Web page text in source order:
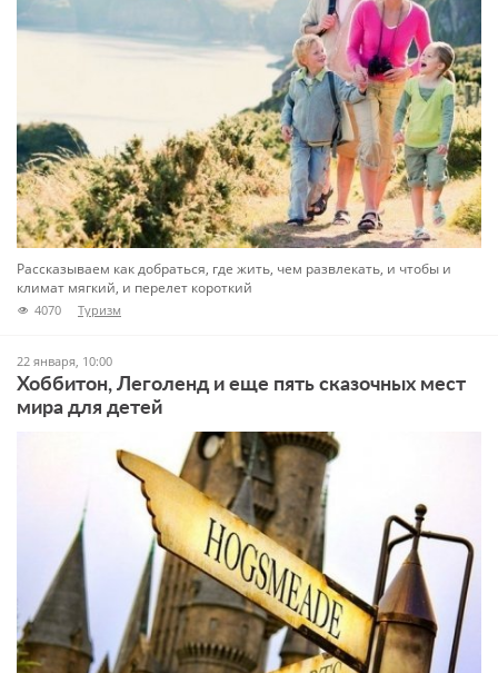
Рассказываем как добраться, где жить, чем развлекать, и чтобы и
климат мягкий, и перелет короткий
4070 Туризм
22 января, 10:00
Хоббитон, Леголенд и еще пять сказочных мест
мира для детей